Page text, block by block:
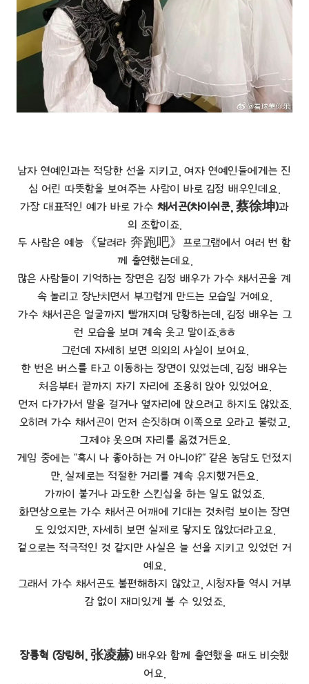
남자 연예인과는 적당한 선을 지키고, 여자 연예인들에게는 진
심 어린 따뜻함을 보여주는 사람이 바로 김정 배우인데요.
가장 대표적인 예가 바로 가수 채서곤(차이쉬쿤, 蔡徐坤)과
의 조합이죠.
두 사람은 예능《달려라 奔跑吧》프로그램에서 여러 번 함
께 출연했는데요.
많은 사람들이 기억하는 장면은 김정 배우가 가수 채서곤을 계
속 놀리고 장난치면서 부끄럽게 만드는 모습일 거예요.
가수 채서곤은 얼굴까지 빨개지며 당황하는데, 김정 배우는 그
런 모습을 보며 계속 웃고 말이죠.ㅎㅎ
그런데 자세히 보면 의외의 사실이 보여요.
한 번은 버스를 타고 이동하는 장면이 있었는데, 김정 배우는
처음부터 끝까지 자기 자리에 조용히 앉아 있었어요.
먼저 다가가서 말을 걸거나 옆자리에 앉으려고 하지도 않았죠.
오히려 가수 채서곤이 먼저 손짓하며 이쪽으로 오라고 불렀고,
그제야 웃으며 자리를 옮겼거든요.
게임 중에는 "혹시 나 좋아하는 거 아니야?" 같은 농담도 던졌지
만, 실제로는 적절한 거리를 계속 유지했거든요.
가까이 붙거나 과도한 스킨십을 하는 일도 없었죠.
화면상으로는 가수 채서곤 어깨에 기대는 것처럼 보이는 장면
도 있었지만, 자세히 보면 실제로 닿지도 않았더라고요.
겉으로는 적극적인 것 같지만 사실은 늘 선을 지키고 있었던 거
예요.
그래서 가수 채서곤도 불편해하지 않았고, 시청자들 역시 거부
감 없이 재미있게 볼 수 있었죠.
장릉혁 (장링허, 张凌赫)배우와 함께 출연했을 때도 비슷했
어요.